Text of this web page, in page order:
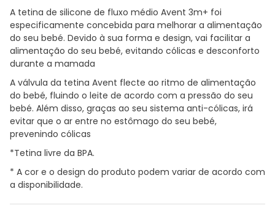
A tetina de silicone de fluxo médio Avent 3m+ foi
especificamente concebida para melhorar a alimentação
do seu bebé. Devido à sua forma e design, vai facilitar a
alimentação do seu bebé, evitando cólicas e desconforto
durante a mamada
A válvula da tetina Avent flecte ao ritmo de alimentação
do bebé, fluindo o leite de acordo com a pressão do seu
bebé. Além disso, graças ao seu sistema anti-cólicas, irá
evitar que o ar entre no estômago do seu bebé,
prevenindo cólicas
*Tetina livre da BPA.
* A cor e o design do produto podem variar de acordo com
a disponibilidade.